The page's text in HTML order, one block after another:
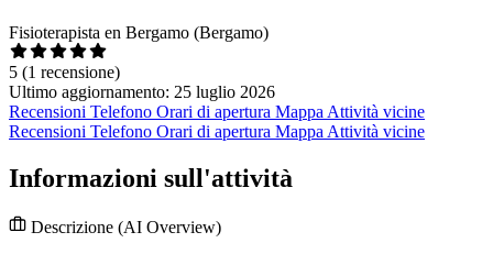
Fisioterapista en Bergamo (Bergamo)
5 (1 recensione)
Ultimo aggiornamento: 25 luglio 2026
Recensioni Telefono Orari di apertura Mappa Attività vicine
Recensioni Telefono Orari di apertura Mappa Attività vicine
Informazioni sull'attività
Descrizione (AI Overview)